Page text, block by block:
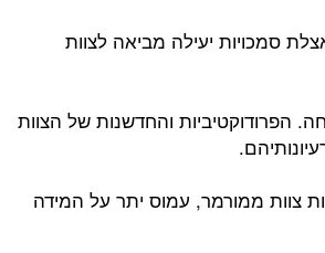
סמכויות יעילה מביאה לצוות
הפרודוקטיביות והחדשנות של הצוות
צוות ממורמר, עמוס יתר על המידה